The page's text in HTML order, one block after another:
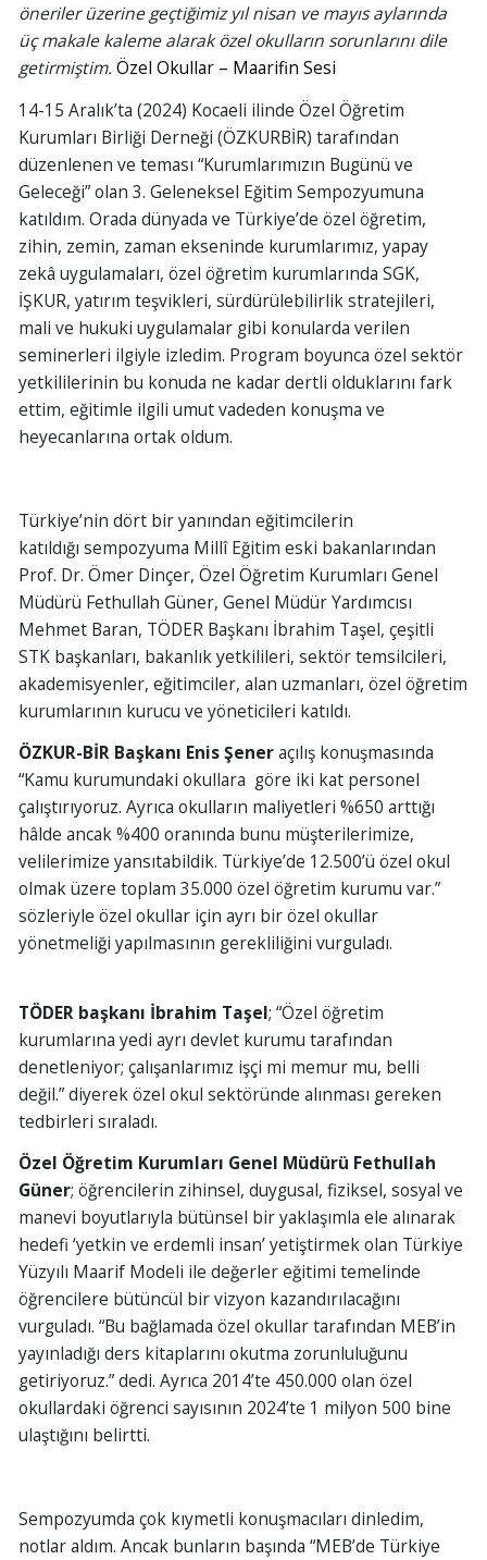
öneriler üzerine geçtiğimiz yıl nisan ve mayıs aylarında
üç makale kaleme alarak özel okulların sorunlarını dile
getirmiştim. Özel Okullar – Maarifin Sesi
14-15 Aralık’ta (2024) Kocaeli ilinde Özel Öğretim
Kurumları Birliği Derneği (ÖZKURBİR) tarafından
düzenlenen ve teması “Kurumlarımızın Bugünü ve
Geleceği” olan 3. Geleneksel Eğitim Sempozyumuna
katıldım. Orada dünyada ve Türkiye’de özel öğretim,
zihin, zemin, zaman ekseninde kurumlarımız, yapay
zekâ uygulamaları, özel öğretim kurumlarında SGK,
İŞKUR, yatırım teşvikleri, sürdürülebilirlik stratejileri,
mali ve hukuki uygulamalar gibi konularda verilen
seminerleri ilgiyle izledim. Program boyunca özel sektör
yetkililerinin bu konuda ne kadar dertli olduklarını fark
ettim, eğitimle ilgili umut vadeden konuşma ve
heyecanlarına ortak oldum.
Türkiye’nin dört bir yanından eğitimcilerin
katıldığı sempozyuma Millî Eğitim eski bakanlarından
Prof. Dr. Ömer Dinçer, Özel Öğretim Kurumları Genel
Müdürü Fethullah Güner, Genel Müdür Yardımcısı
Mehmet Baran, TÖDER Başkanı İbrahim Taşel, çeşitli
STK başkanları, bakanlık yetkilileri, sektör temsilcileri,
akademisyenler, eğitimciler, alan uzmanları, özel öğretim
kurumlarının kurucu ve yöneticileri katıldı.
ÖZKUR-BİR Başkanı Enis Şeneraçılış konuşmasında
“Kamu kurumundaki okullara göre iki kat personel
çalıştırıyoruz. Ayrıca okulların maliyetleri %650 arttığı
hâlde ancak %400 oranında bunu müşterilerimize,
velilerimize yansıtabildik. Türkiye’de 12.500’ü özel okul
olmak üzere toplam 35.000 özel öğretim kurumu var.”
sözleriyle özel okullar için ayrı bir özel okullar
yönetmeliği yapılmasının gerekliliğini vurguladı.
TÖDER başkanı İbrahim Taşel; “Özel öğretim
kurumlarına yedi ayrı devlet kurumu tarafından
denetleniyor; çalışanlarımız işçi mi memur mu, belli
değil.” diyerek özel okul sektöründe alınması gereken
tedbirleri sıraladı.
Özel Öğretim Kurumları Genel Müdürü Fethullah
Güner; öğrencilerin zihinsel, duygusal, fiziksel, sosyal ve
manevi boyutlarıyla bütünsel bir yaklaşımla ele alınarak
hedefi ‘yetkin ve erdemli insan’ yetiştirmek olan Türkiye
Yüzyılı Maarif Modeli ile değerler eğitimi temelinde
öğrencilere bütüncül bir vizyon kazandırılacağını
vurguladı. “Bu bağlamada özel okullar tarafından MEB’in
yayınladığı ders kitaplarını okutma zorunluluğunu
getiriyoruz.” dedi. Ayrıca 2014’te 450.000 olan özel
okullardaki öğrenci sayısının 2024’te 1 milyon 500 bine
ulaştığını belirtti.
Sempozyumda çok kıymetli konuşmacıları dinledim,
notlar aldım. Ancak bunların başında “MEB’de Türkiye